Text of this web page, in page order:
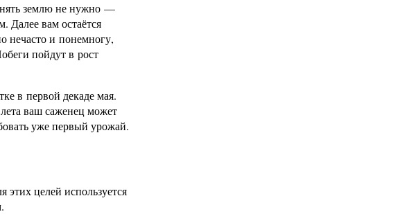
землю не нужно —
Далее вам остаётся
нечасто и понемногу,
пойдут в рост
в первой декаде мая.
ваш саженец может
уже первый урожай.
этих целей используется